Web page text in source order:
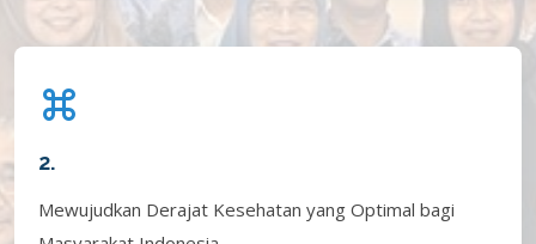
2.
Mewujudkan Derajat Kesehatan yang Optimal bagi